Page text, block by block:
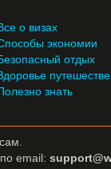
о визах
экономии
отдых
знать
email: